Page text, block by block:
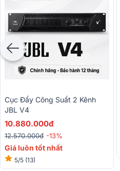
Cục Đẩy Công Suất 2 Kênh
JBL V4
10.880.000đ
12.570.000đ -13%
Giá luôn tốt nhất
5/5 (13)